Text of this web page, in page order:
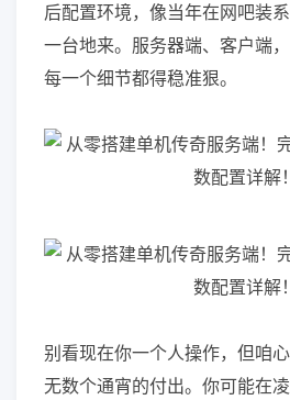
后配置环境，像当年在网吧装
一台地来。服务器端、客户端
每一个细节都得稳准狠。
别看现在你一个人操作，但咱
无数个通宵的付出。你可能在